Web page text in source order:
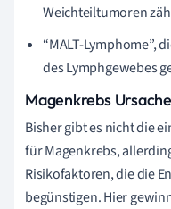
Weichteiltumoren
“MALT-Lymphome”,
des Lymphgewebes
Magenkrebs
Bisher gibt es nicht die
für Magenkrebs,
Risikofaktoren, die die
begünstigen. Hier